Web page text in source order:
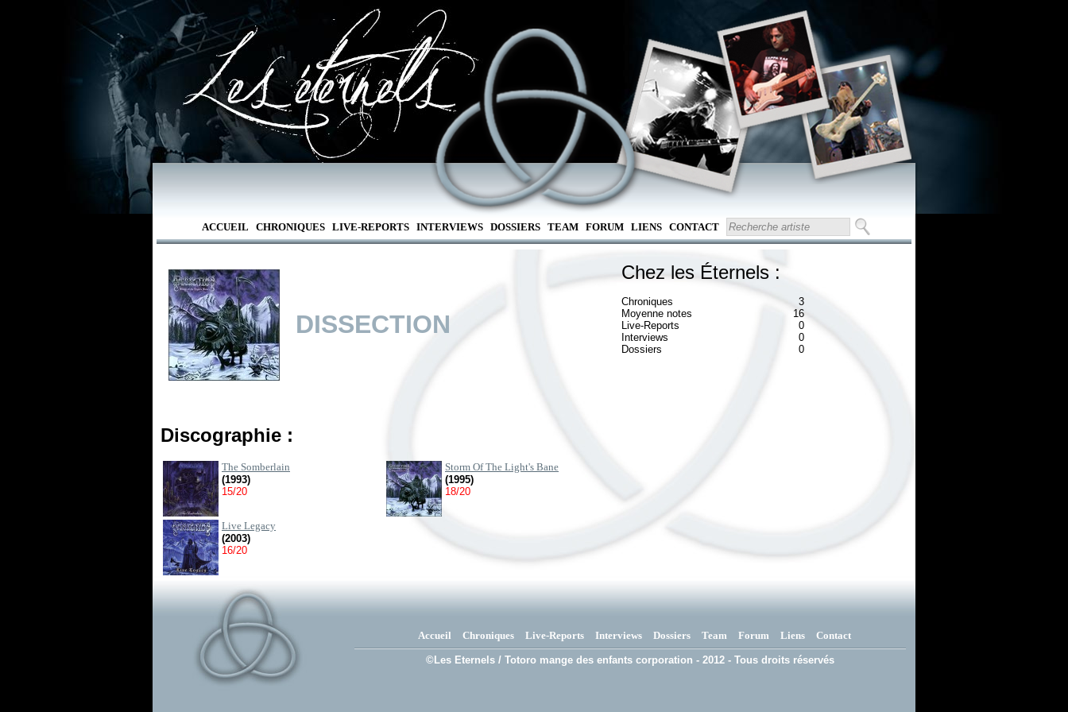
ACCUEIL CHRONIQUES LIVE-REPORTS INTERVIEWS DOSSIERS TEAM FORUM LIENS CONTACT
DISSECTION
Chez les Éternels :
Chroniques
3
Moyenne notes
16
Live-Reports
0
Interviews
0
Dossiers
0
Discographie :
The Somberlain
(1993)
15/20
Storm Of The Light's Bane
(1995)
18/20
Live Legacy
(2003)
16/20
Accueil Chroniques Live-Reports Interviews Dossiers Team Forum Liens Contact
©Les Eternels / Totoro mange des enfants corporation - 2012 - Tous droits réservés